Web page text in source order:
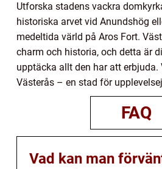
Utforska stadens vackra
historiska arvet vid Anundshög
medeltida värld på Aros Fort.
charm och historia, och detta är
upptäcka allt den har att
Västerås – en stad för
FAQ
Vad kan man